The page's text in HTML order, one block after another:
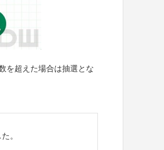
を超えた場合は抽選とな
。